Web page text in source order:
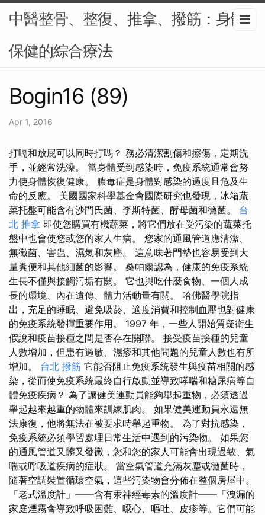
中醫整骨、整復、推拿、撥筋：身體
保健的綜合療法
Bogin16 (89)
Apr 1, 2016
打嗝和放屁可以同時打嗎？ 務必清潔割傷和擦傷，定期洗
手，並經常洗澡。 當身體受到感染時，免疫系統通常會努
力使身體恢復健康。 膿毒症是身體對感染的過度且危及生
命的反應。 美國國家科學基金會國際研究也發現，冰箱蔬
菜托盤可能含有沙門氏菌、李斯特菌、酵母菌和黴菌。 台
北 推拿 即使您購買有機蔬菜，將它們放在受污染的蔬菜托
盤中也會使您或您的家人生病。 您家的通風管道應清潔、
無黴菌、害蟲、濕氣和灰塵。 這意味著門墊也容易受到大
量糞便和其他細菌的影響。 桑帕爾認為，健康的免疫系統
生長不僅與接觸污垢有關。 它也與吃什麼食物、一個人成
長的環境、內在遺傳、體力活動量有關。 哈佛醫學院指
出，充足的睡眠、避免吸菸、適度消費和控制血壓也對健康
的免疫系統發揮重要作用。 1997 年，一些人開始質疑衛生
假說和疫苗接種之間是否存在關聯。 接受疫苗接種的兒童
人數增加，但患有過敏、濕疹和其他問題的兒童人數也有所
增加。 台北 撥筋 它能否阻止免疫系統發生與疫苗相關的感
染，從而使免疫系統最終自行啟動並導致哮喘和糖尿病等自
體免疫疾病？ 為了讓健美運動員能夠舉起重物，必須透過
舉起越來越重的物體來訓練肌肉。 如果健美運動員永遠無
法康復，他將無法在被要求時舉起重物。 為了對抗感染，
免疫系統必須學習處理日常生活中遇到的污染物。 如果您
的通風管道又髒又發黴，您和您的家人可能會出現過敏、氣
喘或呼吸道疾病的症狀。 當空氣管道充滿灰塵或黴菌時，
隨著空調裝置循環空氣，這些污染物會分佈在整個房屋中。
「老式溫度計」——含有汞神經毒素的溫度計——「洩漏的
家庭煙霧會導致呼吸困難、噁心、嘔吐、皮疹等。它們可能